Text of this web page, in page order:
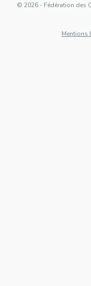
© 2026 - Fédération des
Mentions